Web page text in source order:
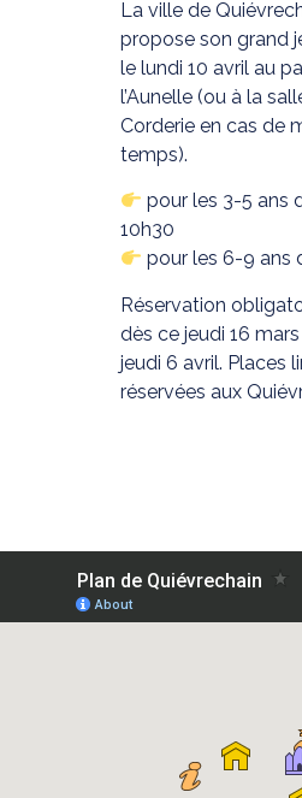
La ville de
propose son grand
le lundi 10 avril au
l’Aunelle (ou à la
Corderie en cas de
temps).
pour les 3-5 ans
10h30
pour les 6-9 ans
Réservation
dès ce jeudi 16 mars
jeudi 6 avril. Places
réservées aux